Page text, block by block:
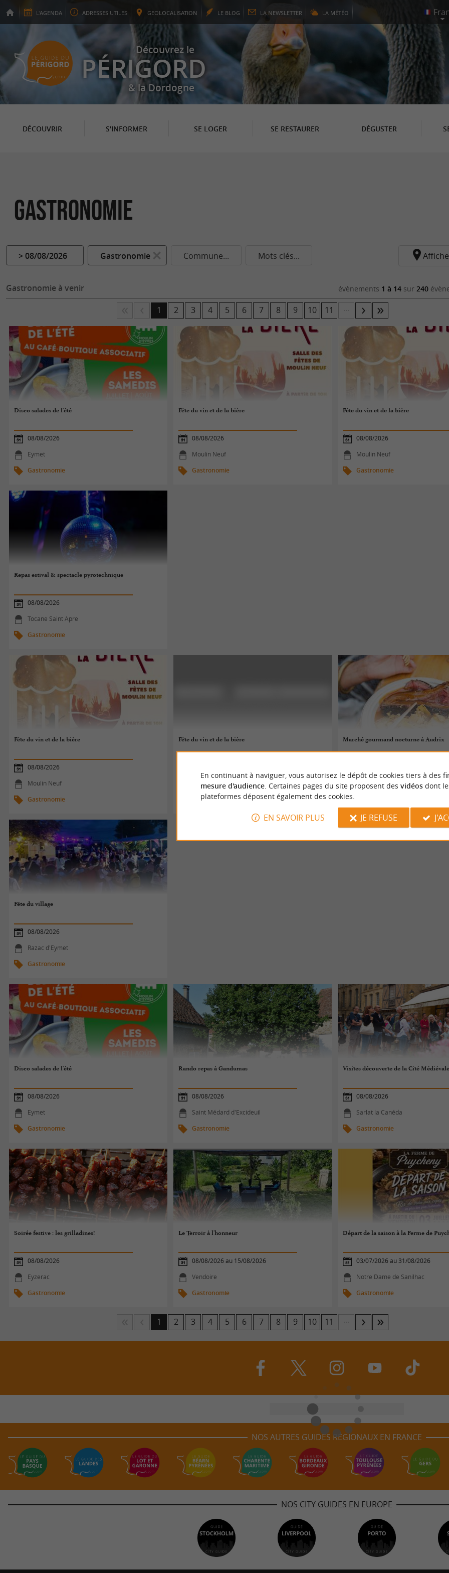
L'AGENDA ADRESSES UTILES GEOLOCALISATION LE BLOG LA NEWSLETTER LA MÉTÉO
Découvrez le
PÉRIGORD
& la Dordogne
DÉCOUVRIR S'INFORMER SE LOGER SE RESTAURER DÉGUSTER
Gastronomie
> 08/08/2026 Gastronomie Commune... Mots clés...
Gastronomie à venir évènements 1 à 14 sur 240
1 2 3 4 5 6 7 8 9 10 11
Disco salades de l'été
08/08/2026
Eymet
Gastronomie
Fête du vin et de la bière
08/08/2026
Moulin Neuf
Gastronomie
Fête du vin et de la bière
08/08/2026
Moulin Neuf
Gastronomie
Repas estival & spectacle pyrotechnique
08/08/2026
Tocane Saint Apre
Gastronomie
Fête du vin et de la bière
08/08/2026
Moulin Neuf
Gastronomie
Fête du vin et de la bière
Moulin Neuf
Gastronomie
Marché gourmand nocturne à Audrix
Audrix
Fête du village
08/08/2026
Razac d'Eymet
Gastronomie
Disco salades de l'été
08/08/2026
Eymet
Gastronomie
Rando repas à Gandumas
08/08/2026
Saint Médard d'Excideuil
Gastronomie
Visites découverte de la Cité
08/08/2026
Sarlat la Canéda
Gastronomie
Soirée festive : les grilladines!
08/08/2026
Eyzerac
Gastronomie
Le Terroir à l'honneur
08/08/2026 au 15/08/2026
Vendoire
Gastronomie
Départ de la saison à la Ferme de
03/07/2026 au 31/08/2026
Notre Dame de Sanilhac
Gastronomie
1 2 3 4 5 6 7 8 9 10 11
NOS AUTRES GUIDES RÉGIONAUX EN FRANCE
NOS CITY GUIDES EN EUROPE
En continuant à naviguer, vous autorisez le dépôt de cookies tiers à des
mesure d'audience. Certaines pages du site proposent des vidéosdont
plateformes déposent également des cookies.
EN SAVOIR PLUS JE REFUSE